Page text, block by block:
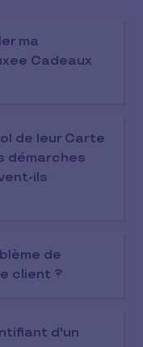
ma
Cadeaux
de leur Carte
démarches
ils
de
client ?
d'un